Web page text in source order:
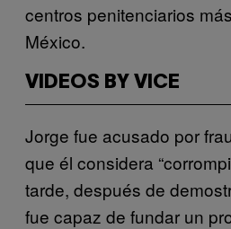
centros penitenciarios
México.
VIDEOS BY VICE
Jorge fue acusado por
que él considera
tarde, después de
fue capaz de fundar un